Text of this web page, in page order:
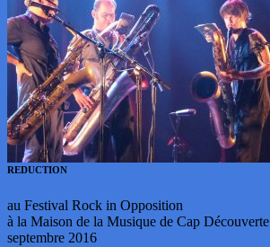
REDUCTION
au Festival Rock in Opposition
à la Maison de la Musique de Cap Découverte
septembre 2016